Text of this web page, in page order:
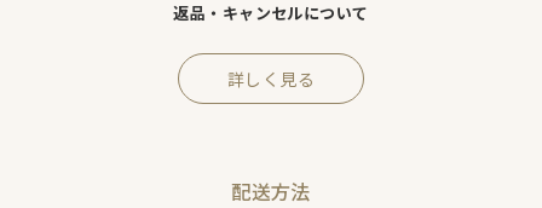
返品・キャンセルについて
詳しく見る
配送方法